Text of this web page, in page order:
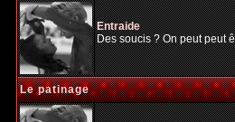
Entraide
Des soucis ? On peut peut
Le patinage